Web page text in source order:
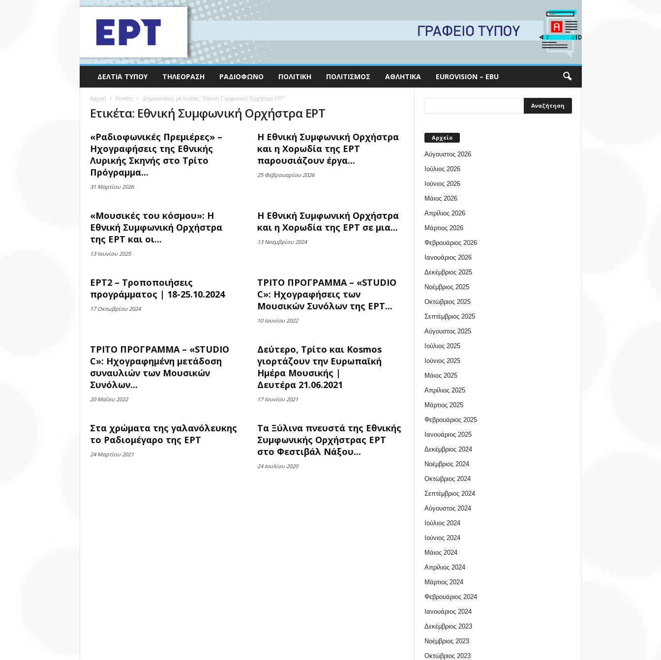
ΔΕΛΤΊΑ ΤΎΠΟΥ ΤΗΛΕΌΡΑΣΗ ΡΑΔΙΌΦΩΝΟ ΠΟΛΙΤΙΚΉ ΠΟΛΙΤΙΣΜΌΣ ΑΘΛΗΤΙΚΆ EUROVISION – EBU
Αρχική Ετικέτες Δημοσιεύσεις με ετικέτες "Εθνική Συμφωνική Ορχήστρα ΕΡΤ"
Ετικέτα: Εθνική Συμφωνική Ορχήστρα ΕΡΤ
«Ραδιοφωνικές Πρεμιέρες» –
Ηχογραφήσεις της Εθνικής
Λυρικής Σκηνής στο Τρίτο
Πρόγραμμα...
31 Μαρτίου 2026
Η Εθνική Συμφωνική Ορχήστρα
και η Χορωδία της ΕΡΤ
παρουσιάζουν έργα...
25 Φεβρουαρίου 2026
«Μουσικές του κόσμου»: Η
Εθνική Συμφωνική Ορχήστρα
της ΕΡΤ και οι...
13 Ιουνίου 2025
Η Εθνική Συμφωνική Ορχήστρα
και η Χορωδία της ΕΡΤ σε μια...
13 Νοεμβρίου 2024
ΕΡΤ2 – Τροποποιήσεις
προγράμματος | 18-25.10.2024
17 Οκτωβρίου 2024
ΤΡΙΤΟ ΠΡΟΓΡΑΜΜΑ – «STUDIO
C»: Ηχογραφήσεις των
Μουσικών Συνόλων της ΕΡΤ...
10 Ιουνίου 2022
ΤΡΙΤΟ ΠΡΟΓΡΑΜΜΑ – «STUDIO
C»: Ηχογραφημένη μετάδοση
συναυλιών των Μουσικών
Συνόλων...
20 Μαΐου 2022
Δεύτερο, Τρίτο και Kosmos
γιορτάζουν την Ευρωπαϊκή
Ημέρα Μουσικής |
Δευτέρα 21.06.2021
17 Ιουνίου 2021
Στα χρώματα της γαλανόλευκης
το Ραδιομέγαρο της ΕΡΤ
24 Μαρτίου 2021
Τα Ξύλινα πνευστά της Εθνικής
Συμφωνικής Ορχήστρας ΕΡΤ
στο Φεστιβάλ Νάξου...
24 Ιουλίου 2020
Αρχείο
Αύγουστος 2026
Ιούλιος 2026
Ιούνιος 2026
Μάιος 2026
Απρίλιος 2026
Μάρτιος 2026
Φεβρουάριος 2026
Ιανουάριος 2026
Δεκέμβριος 2025
Νοέμβριος 2025
Οκτώβριος 2025
Σεπτέμβριος 2025
Αύγουστος 2025
Ιούλιος 2025
Ιούνιος 2025
Μάιος 2025
Απρίλιος 2025
Μάρτιος 2025
Φεβρουάριος 2025
Ιανουάριος 2025
Δεκέμβριος 2024
Νοέμβριος 2024
Οκτώβριος 2024
Σεπτέμβριος 2024
Αύγουστος 2024
Ιούλιος 2024
Ιούνιος 2024
Μάιος 2024
Απρίλιος 2024
Μάρτιος 2024
Φεβρουάριος 2024
Ιανουάριος 2024
Δεκέμβριος 2023
Νοέμβριος 2023
Οκτώβριος 2023